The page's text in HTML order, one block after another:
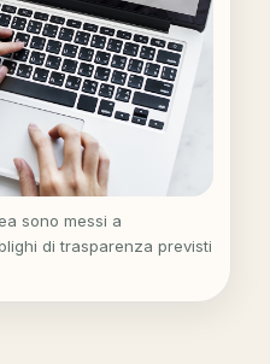
sono messi a
di trasparenza previsti